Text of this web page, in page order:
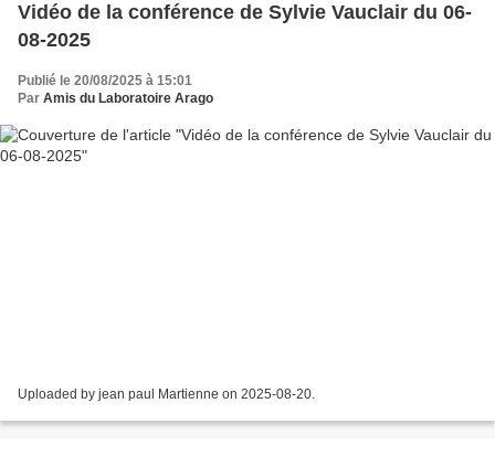
Vidéo de la conférence de Sylvie Vauclair du 06-
08-2025
Publié le 20/08/2025 à 15:01
Par Amis du Laboratoire Arago
Uploaded by jean paul Martienne on 2025-08-20.